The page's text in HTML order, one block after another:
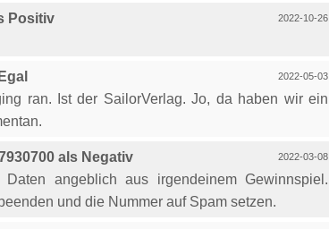
2022-10-26
Positiv
2022-05-03
ran. Ist der SailorVerlag. Jo, da haben wir ein
2022-03-08
als Negativ
angeblich aus irgendeinem Gewinnspiel.
und die Nummer auf Spam setzen.